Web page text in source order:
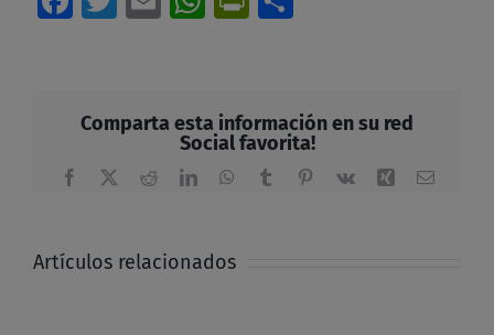
Comparta esta información en su red
Social favorita!
Facebook RedditLinkedInWhatsApp
Tumblr Pinterest
Vk Xing Correo
Artículos relacionados